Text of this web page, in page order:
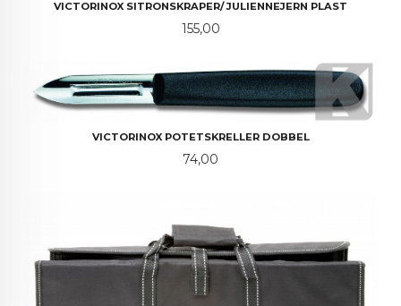
VICTORINOX SITRONSKRAPER/ JULIENNEJERN PLAST
Pris
155,00
VICTORINOX POTETSKRELLER DOBBEL
Pris
74,00